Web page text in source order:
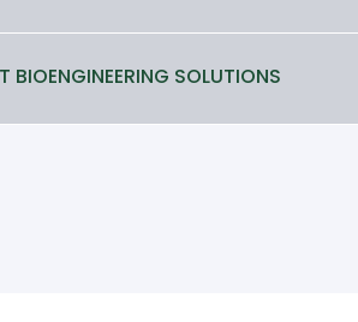
BIOENGINEERING SOLUTIONS